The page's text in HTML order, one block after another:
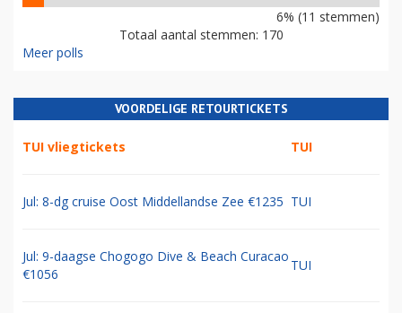
6% (11 stemmen)
Totaal aantal stemmen: 170
Meer polls
VOORDELIGE RETOURTICKETS
TUI vliegtickets TUI
Jul: 8-dg cruise Oost Middellandse Zee €1235 TUI
Jul: 9-daagse Chogogo Dive & Beach Curacao
€1056
TUI